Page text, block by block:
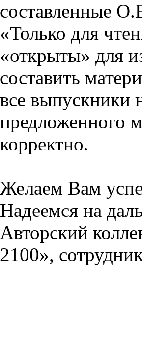
составленные
«Только для
«открыты» для
составить
все выпускники
предложенного
корректно.
Желаем Вам
Надеемся на
Авторский
2100»,